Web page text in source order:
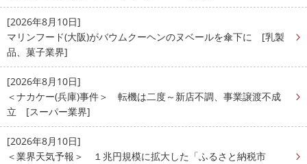
[2026年8月10日]
マリンフード(大阪)がバウムクーヘンのヌベールを傘下に [乳製
品、菓子業界]
[2026年8月10日]
＜ナカケー(兵庫)事件＞ 転機は二度～新店不調、事業譲渡不成
立 [スーパー業界]
[2026年8月10日]
＜業界天気予報＞ １兆円規模に拡大した「ふるさと納税市